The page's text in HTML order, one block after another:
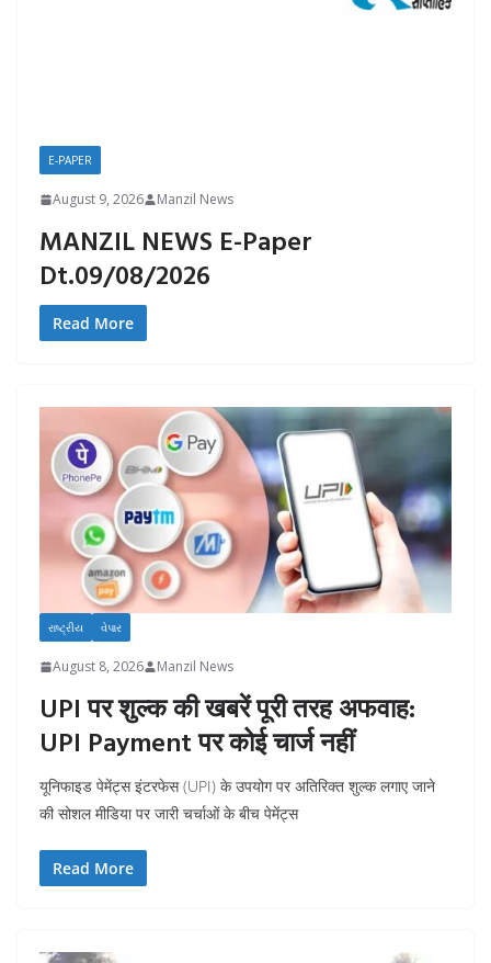
E-PAPER
August 9, 2026 Manzil News
MANZIL NEWS E-Paper
Dt.09/08/2026
Read More
રાષ્ટ્રીય વેપાર
August 8, 2026 Manzil News
UPI पर शुल्क की खबरें पूरी तरह अफवाह:
UPI Payment पर कोई चार्ज नहीं
यूनिफाइड पेमेंट्स इंटरफेस (UPI) के उपयोग पर अतिरिक्त शुल्क लगाए जाने
की सोशल मीडिया पर जारी चर्चाओं के बीच पेमेंट्स
Read More